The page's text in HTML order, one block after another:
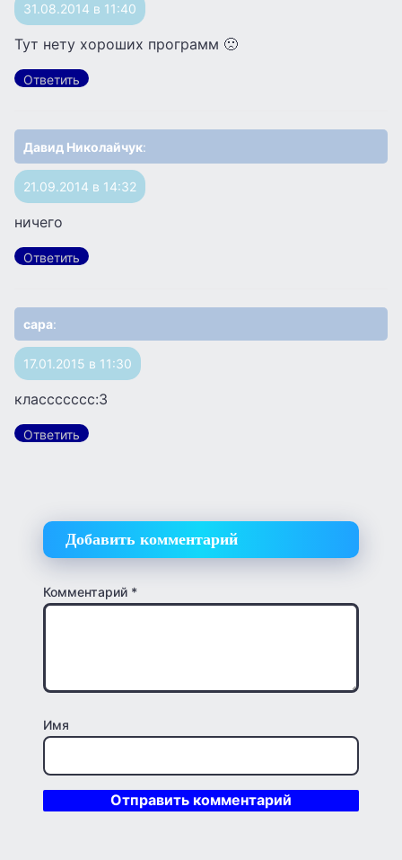
31.08.2014 в 11:40
Тут нету хороших программ 🙁
Ответить
Давид Николайчук:
21.09.2014 в 14:32
ничего
Ответить
сара:
17.01.2015 в 11:30
классссссс:3
Ответить
Добавить комментарий
Комментарий *
Имя